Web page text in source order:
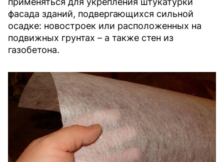
фасада зданий, подвергающихся сильной
осадке: новостроек или расположенных на
подвижных грунтах – а также стен из
газобетона.